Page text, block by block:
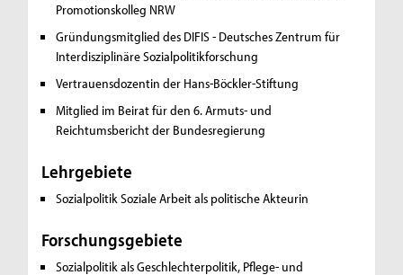
Promotionskolleg NRW
Gründungsmitglied des DIFIS - Deutsches Zentrum für
Interdisziplinäre Sozialpolitikforschung
Vertrauensdozentin der Hans-Böckler-Stiftung
Mitglied im Beirat für den 6. Armuts- und
Reichtumsbericht der Bundesregierung
Lehrgebiete
SozialpolitikSoziale Arbeit als politische Akteurin
Forschungsgebiete
Sozialpolitik als Geschlechterpolitik, Pflege- und